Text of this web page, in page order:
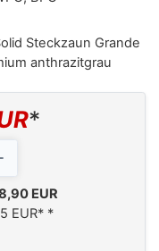
Steckzaun Grande
anthrazitgrau
*
EUR
EUR* *